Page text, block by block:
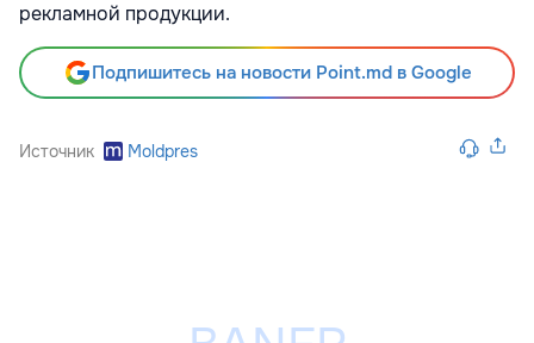
рекламной продукции.
Подпишитесь на новости Point.md в Google
Источник Moldpres